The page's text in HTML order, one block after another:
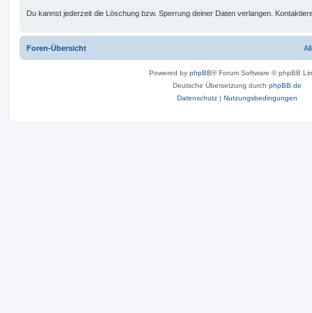
Du kannst jederzeit die Löschung bzw. Sperrung deiner Daten verlangen.
Foren-Übersicht
Powered by phpBB® Forum Software © phpBB
Deutsche Übersetzung durch phpBB.de
Datenschutz
Nutzungsbedingungen